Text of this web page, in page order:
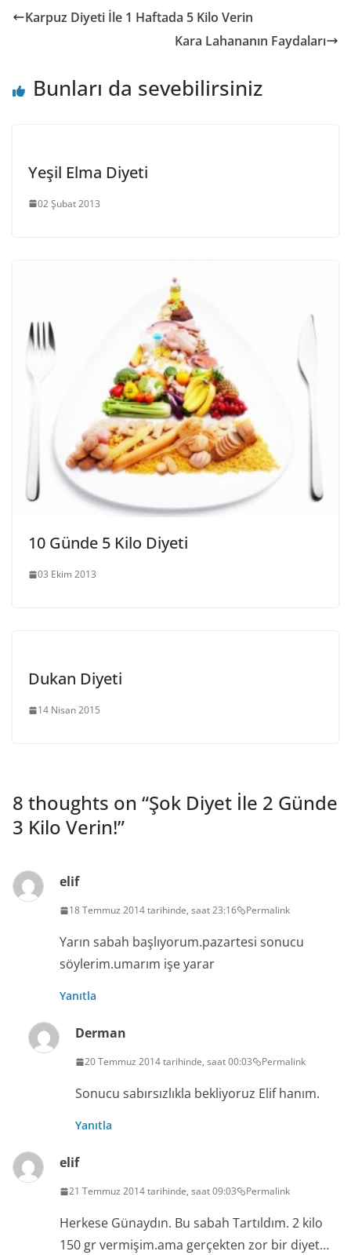
Karpuz Diyeti İle 1 Haftada 5 Kilo Verin
Kara Lahananın Faydaları
Bunları da sevebilirsiniz
Yeşil Elma Diyeti
02 Şubat 2013
10 Günde 5 Kilo Diyeti
03 Ekim 2013
Dukan Diyeti
14 Nisan 2015
8 thoughts on “Şok Diyet İle 2 Günde
3 Kilo Verin!”
elif
18 Temmuz 2014 tarihinde, saat 23:16 Permalink
Yarın sabah başlıyorum.pazartesi sonucu
söylerim.umarım işe yarar
Yanıtla
Derman
20 Temmuz 2014 tarihinde, saat 00:03 Permalink
Sonucu sabırsızlıkla bekliyoruz Elif hanım.
Yanıtla
elif
21 Temmuz 2014 tarihinde, saat 09:03 Permalink
Herkese Günaydın. Bu sabah Tartıldım. 2 kilo
150 gr vermişim.ama gerçekten zor bir diyet…